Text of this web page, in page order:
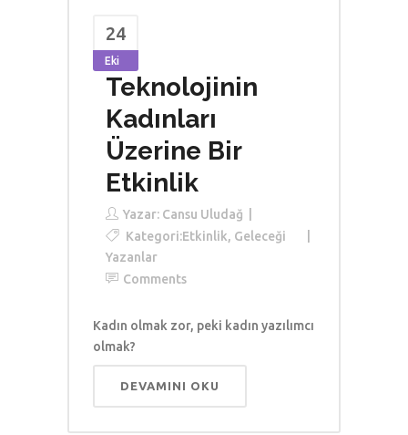
24
Eki
Teknolojinin
Kadınları
Üzerine Bir
Etkinlik
Yazar: Cansu Uludağ
Kategori:Etkinlik, Geleceği
Yazanlar
Comments
Kadın olmak zor, peki kadın yazılımcı
olmak?
DEVAMINI OKU